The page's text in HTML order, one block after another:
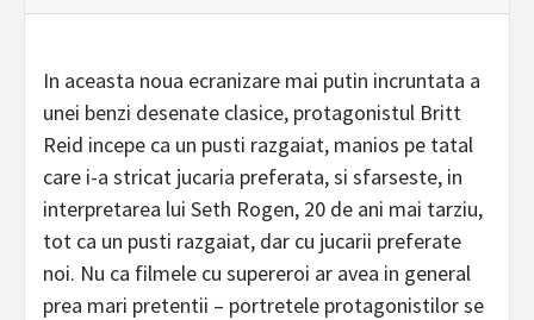
In aceasta noua ecranizare mai putin incruntata a
unei benzi desenate clasice, protagonistul Britt
Reid incepe ca un pusti razgaiat, manios pe tatal
care i-a stricat jucaria preferata, si sfarseste, in
interpretarea lui Seth Rogen, 20 de ani mai tarziu,
tot ca un pusti razgaiat, dar cu jucarii preferate
noi. Nu ca filmele cu supereroi ar avea in general
prea mari pretentii – portretele protagonistilor se